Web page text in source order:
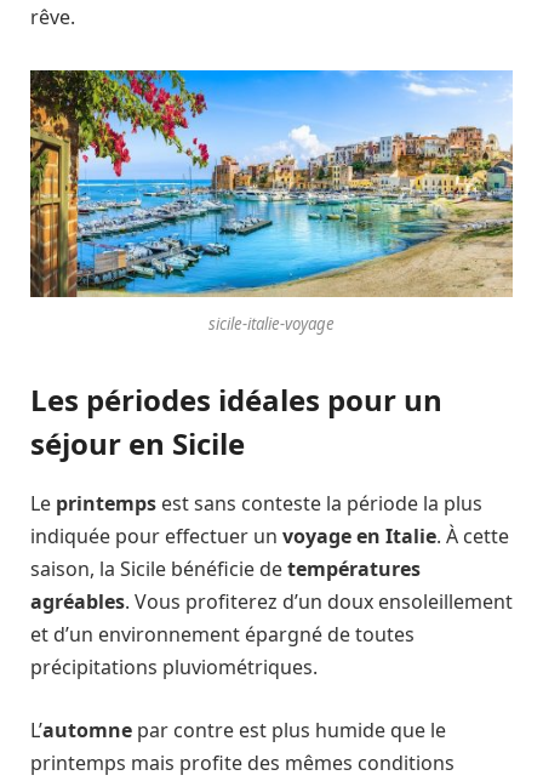
rêve.
sicile-italie-voyage
Les périodes idéales pour un
séjour en Sicile
Le printemps est sans conteste la période la plus
indiquée pour effectuer un voyage en Italie. À cette
saison, la Sicile bénéficie detempératures
agréables. Vous profiterez d’un doux ensoleillement
et d’un environnement épargné de toutes
précipitations pluviométriques.
L’automne par contre est plus humide que le
printemps mais profite des mêmes conditions